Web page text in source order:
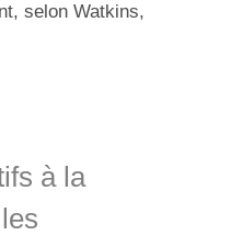
selon Watkins,
à la